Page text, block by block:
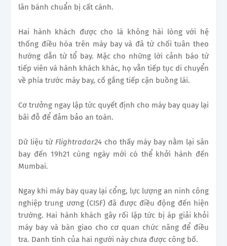
lăn bánh chuẩn bị cất cánh.
Hai hành khách được cho là không hài lòng với hệ
thống điều hòa trên máy bay và đã từ chối tuân theo
hướng dẫn từ tổ bay. Mặc cho những lời cảnh báo từ
tiếp viên và hành khách khác, họ vẫn tiếp tục di chuyển
về phía trước máy bay, cố gắng tiếp cận buồng lái.
Cơ trưởng ngay lập tức quyết định cho máy bay quay lại
bãi đỗ để đảm bảo an toàn.
Dữ liệu từ Flightradar24 cho thấy máy bay nằm lại sân
bay đến 19h21 cùng ngày mới có thể khởi hành đến
Mumbai.
Ngay khi máy bay quay lại cổng, lực lượng an ninh công
nghiệp trung ương (CISF) đã được điều động đến hiện
trường. Hai hành khách gây rối lập tức bị áp giải khỏi
máy bay và bàn giao cho cơ quan chức năng để điều
tra. Danh tính của hai người này chưa được công bố.